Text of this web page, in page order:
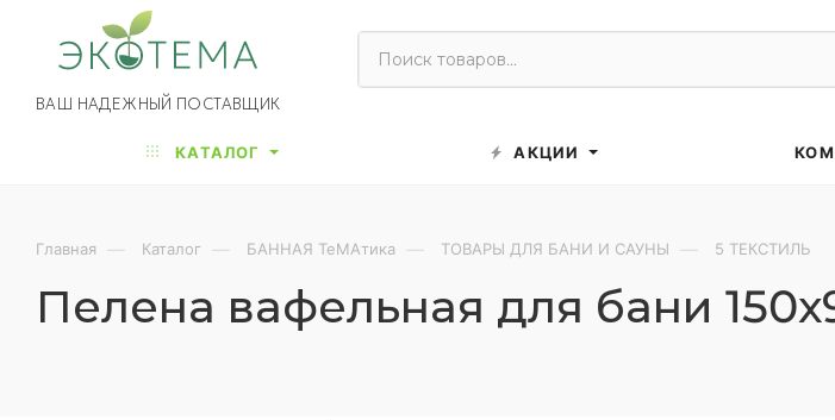
ВАШ НАДЕЖНЫЙ ПОСТАВЩИК
КАТАЛОГ АКЦИИ
Главная — Каталог — БАННАЯ ТеМАтика — ТОВАРЫ ДЛЯ БАНИ И САУНЫ — 5 ТЕКСТИЛЬ
Пелена вафельная для бани